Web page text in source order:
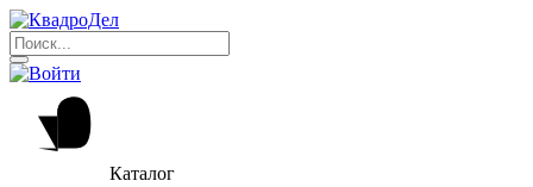
Каталог